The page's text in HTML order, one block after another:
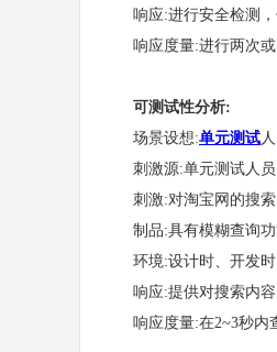
响应:进行安全检测，
响应度量:进行两次或
可测试性分析:
场景设想:单元测试
刺激源:单元测试人员
刺激:对淘宝网的搜索
制品:具有模糊查询功
环境:设计时、开发时
响应:提供对搜索内容
响应度量:在2~3秒内查